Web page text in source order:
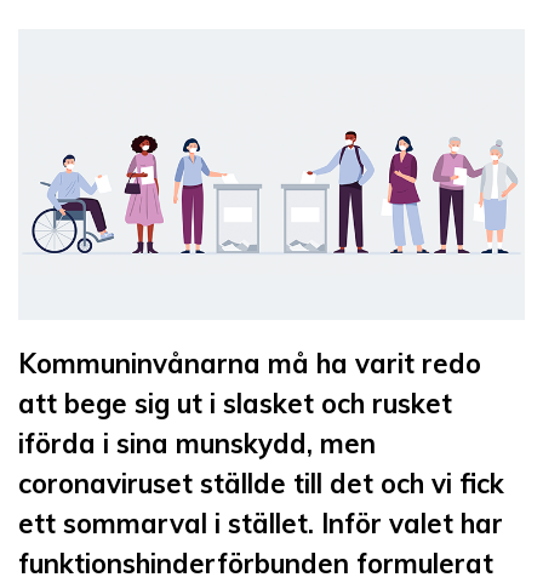
Kommuninvånarna må ha varit redo
att bege sig ut i slasket och rusket
iförda i sina munskydd, men
coronaviruset ställde till det och vi fick
ett sommarval i stället. Inför valet har
funktionshinderförbunden formulerat